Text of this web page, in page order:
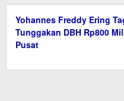
Yohannes Freddy Ering
Tunggakan DBH Rp800
Pusat